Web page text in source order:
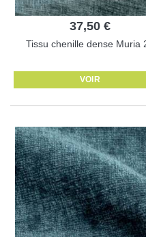
37,50 €
Tissu chenille dense Muria
VOIR